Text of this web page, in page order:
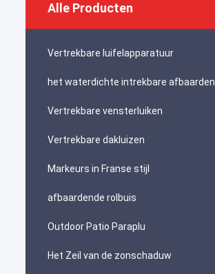
Alle Producten
Vertrekbare luifelapparatuur
het waterdichte intrekbare afbaarden
Vertrekbare vensterluiken
Vertrekbare dakluizen
Markeurs in Franse stijl
afbaardende rolbuis
Outdoor Patio Paraplu
Het Zeil van de zonschaduw